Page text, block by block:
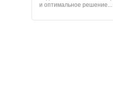
и оптимальное решение...